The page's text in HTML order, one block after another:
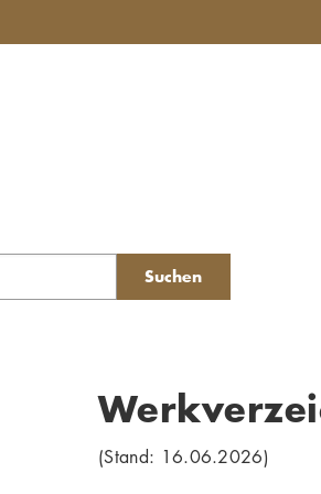
Suchen
(Stand: 16.06.2026)